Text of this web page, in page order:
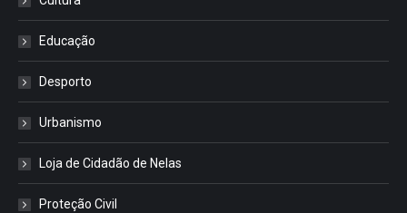
Educação
Desporto
Urbanismo
Loja de Cidadão de Nelas
Proteção Civil